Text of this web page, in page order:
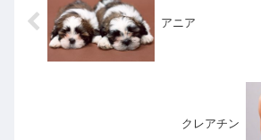
アニア
クレアチン